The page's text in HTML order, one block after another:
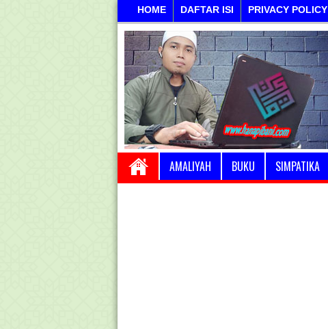
HOME DAFTAR ISI PRIVACY POLICY
AMALIYAH BUKU SIMPATIKA